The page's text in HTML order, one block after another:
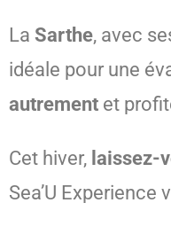
La Sarthe, avec
idéale pour une
autrement et
Cet hiver, laissez-
Sea’U